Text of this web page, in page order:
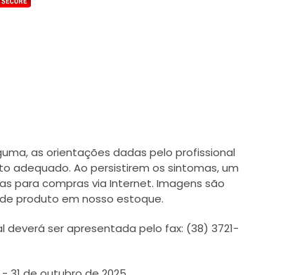
as orientações dadas pelo profissional
adequado. Ao persistirem os sintomas, um
para compras via Internet. Imagens são
produto em nosso estoque.
ser apresentada pelo fax: (38) 3721-